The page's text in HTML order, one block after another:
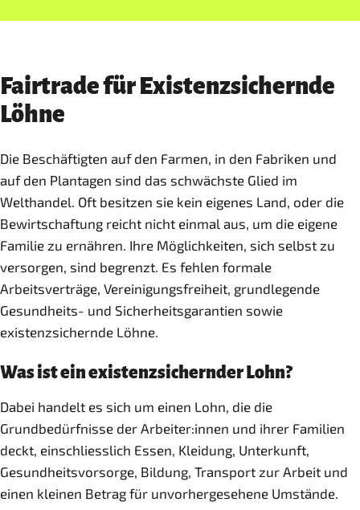
Fairtrade für Existenzsichernde
Löhne
Die Beschäftigten auf den Farmen, in den Fabriken und
auf den Plantagen sind das schwächste Glied im
Welthandel. Oft besitzen sie kein eigenes Land, oder die
Bewirtschaftung reicht nicht einmal aus, um die eigene
Familie zu ernähren. Ihre Möglichkeiten, sich selbst zu
versorgen, sind begrenzt. Es fehlen formale
Arbeitsverträge, Vereinigungsfreiheit, grundlegende
Gesundheits- und Sicherheitsgarantien sowie
existenzsichernde Löhne.
Was ist ein existenzsichernder Lohn?
Dabei handelt es sich um einen Lohn, die die
Grundbedürfnisse der Arbeiter:innen und ihrer Familien
deckt, einschliesslich Essen, Kleidung, Unterkunft,
Gesundheitsvorsorge, Bildung, Transport zur Arbeit und
einen kleinen Betrag für unvorhergesehene Umstände.